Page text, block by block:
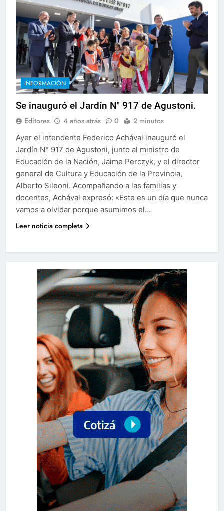
INFORMACIÓN
Se inauguró el Jardín N° 917 de Agustoni.
Editores 4 años atrás 0 2 minutos
Ayer el intendente Federico Achával inauguró el
Jardín N° 917 de Agustoni, junto al ministro de
Educación de la Nación, Jaime Perczyk, y el director
general de Cultura y Educación de la Provincia,
Alberto Sileoni. Acompañando a las familias y
docentes, Achával expresó: «Este es un día que nunca
vamos a olvidar porque asumimos el…
Leer noticia completa